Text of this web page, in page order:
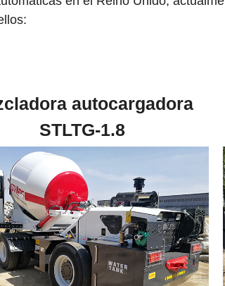
autocargadora
STLTG-1.8